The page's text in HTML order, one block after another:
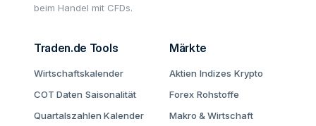
beim Handel mit CFDs.
Traden.de Tools
Wirtschaftskalender
COT Daten Saisonalität
Quartalszahlen Kalender
Märkte
Aktien Indizes Krypto
Forex Rohstoffe
Makro & Wirtschaft